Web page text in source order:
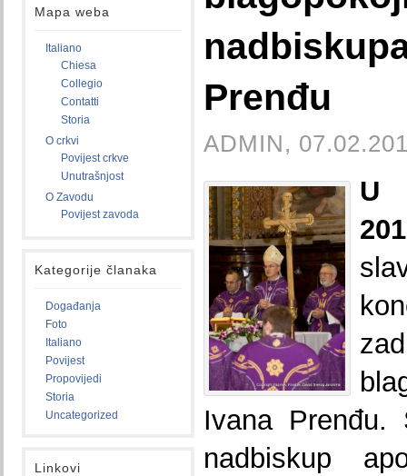
Mapa weba
Italiano
Chiesa
Collegio
Contatti
Storia
O crkvi
Povijest crkve
Unutrašnjost
O Zavodu
Povijest zavoda
Kategorije članaka
Događanja
Foto
Italiano
Povijest
Propovijedi
Storia
Uncategorized
Linkovi
Prenđu
ADMIN,
U
Ivana Prenđu.
nadbiskup